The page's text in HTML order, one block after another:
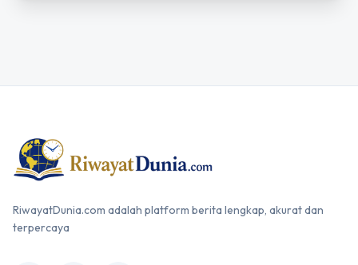
RiwayatDunia.com adalah platform berita lengkap, akurat dan
terpercaya